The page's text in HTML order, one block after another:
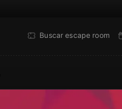
Buscar escape room